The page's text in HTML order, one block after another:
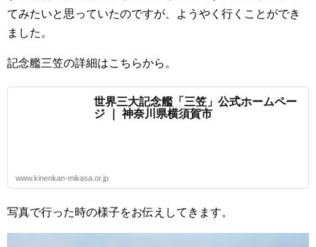
てみたいと思っていたのですが、ようやく行くことができ
ました。
記念艦三笠の詳細はこちらから。
世界三大記念艦「三笠」公式ホームペー
ジ ｜ 神奈川県横須賀市
www.kinenkan-mikasa.or.jp
写真で行った時の様子をお伝えしてきます。